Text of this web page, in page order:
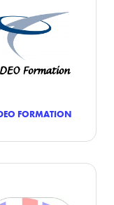
FORMATION